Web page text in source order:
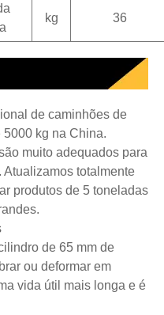
kg 36
de caminhões de
kg na China.
muito adequados para
totalmente
produtos de 5 toneladas
de 65 mm de
ou deformar em
vida útil mais longa e é